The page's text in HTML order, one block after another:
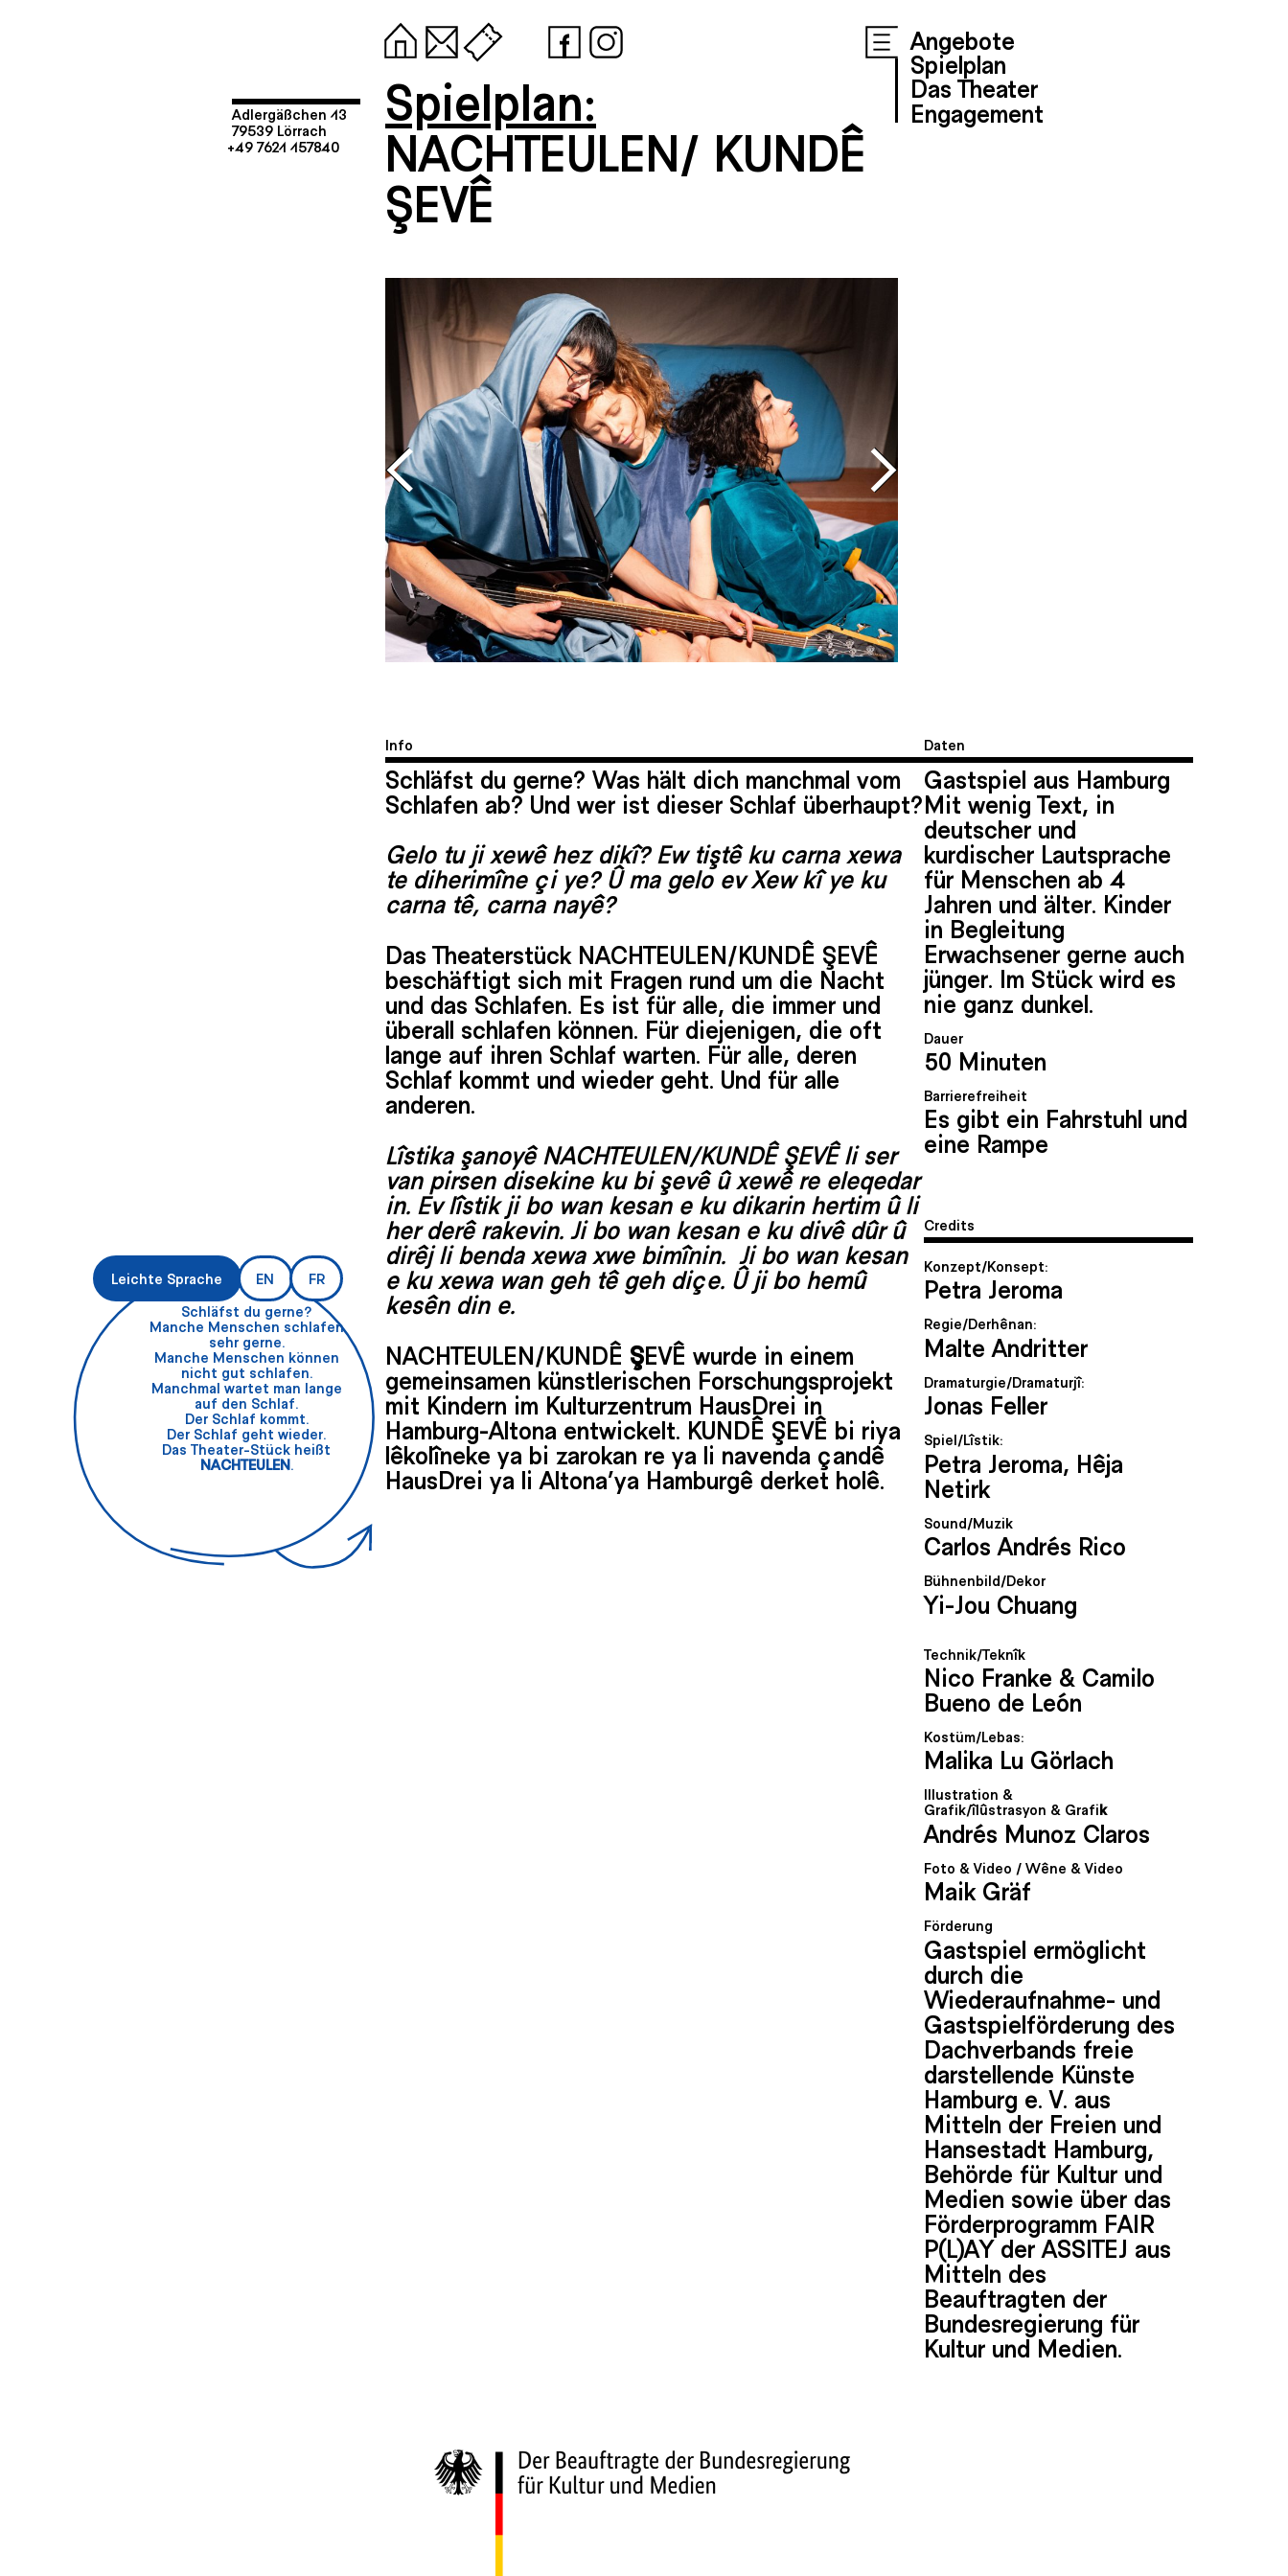
Angebote
Spielplan
Das Theater
Engagement
Adlergäßchen 13
79539 Lörrach
+49 7621 157840
Spielplan:
NACHTEULEN/ KUNDÊ
ŞEVÊ
Info
Schläfst du gerne? Was hält dich manchmal vom
Schlafen ab? Und wer ist dieser Schlaf überhaupt?
Gelo tu ji xewê hez dikî? Ew tiştê ku carna xewa
te diherimîne çi ye? Û ma gelo ev Xew kî ye ku
carna tê, carna nayê?
Das Theaterstück NACHTEULEN/KUNDÊ ŞEVÊ
beschäftigt sich mit Fragen rund um die Nacht
und das Schlafen. Es ist für alle, die immer und
überall schlafen können. Für diejenigen, die oft
lange auf ihren Schlaf warten. Für alle, deren
Schlaf kommt und wieder geht. Und für alle
anderen.
Lîstika şanoyê NACHTEULEN/KUNDÊ ŞEVÊ li ser
van pirsen disekine ku bi şevê û xewê re eleqedar
in. Ev lîstik ji bo wan kesan e ku dikarin hertim û li
her derê rakevin. Ji bo wan kesan e ku divê dûr û
dirêj li benda xewa xwe bimînin. Ji bo wan kesan
e ku xewa wan geh tê geh diçe. Û ji bo hemû
kesên din e.
NACHTEULEN/KUNDÊ ŞEVÊ wurde in einem
gemeinsamen künstlerischen Forschungsprojekt
mit Kindern im Kulturzentrum HausDrei in
Hamburg-Altona entwickelt. KUNDÊ ŞEVÊ bi riya
lêkolîneke ya bi zarokan re ya li navenda çandê
HausDrei ya li Altona’ya Hamburgê derket holê.
Leichte Sprache EN
FR
Schläfst du gerne?
Manche Menschen schlafen
sehr gerne.
Manche Menschen können
nicht gut schlafen.
Manchmal wartet man lange
auf den Schlaf.
Der Schlaf kommt.
Der Schlaf geht wieder.
Das Theater-Stück heißt
NACHTEULEN.
Daten
Gastspiel aus Hamburg
Mit wenig Text, in
deutscher und
kurdischer Lautsprache
für Menschen ab 4
Jahren und älter. Kinder
in Begleitung
Erwachsener gerne auch
jünger. Im Stück wird es
nie ganz dunkel.
Dauer
50 Minuten
Barrierefreiheit
Es gibt ein Fahrstuhl und
eine Rampe
Credits
Konzept/Konsept:
Petra Jeroma
Regie/Derhênan:
Malte Andritter
Dramaturgie/Dramaturjî:
Jonas Feller
Spiel/Lîstik:
Petra Jeroma, Hêja
Netirk
Sound/Muzik
Carlos Andrés Rico
Bühnenbild/Dekor
Yi-Jou Chuang
Technik/Teknîk
Nico Franke & Camilo
Bueno de León
Kostüm/Lebas:
Malika Lu Görlach
Illustration &
Grafik/îlûstrasyon & Grafik
Andrés Munoz Claros
Foto & Video / Wêne & Video
Maik Gräf
Förderung
Gastspiel ermöglicht
durch die
Wiederaufnahme- und
Gastspielförderung des
Dachverbands freie
darstellende Künste
Hamburg e. V. aus
Mitteln der Freien und
Hansestadt Hamburg,
Behörde für Kultur und
Medien sowie über das
Förderprogramm FAIR
P(L)AY der ASSITEJ aus
Mitteln des
Beauftragten der
Bundesregierung für
Kultur und Medien.